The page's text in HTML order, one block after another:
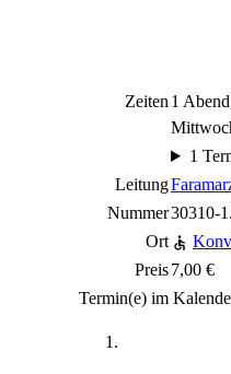
Zeiten 1
1
Leitung
Nummer30310-
Ort
Preis7,00 €
Termin(e) im